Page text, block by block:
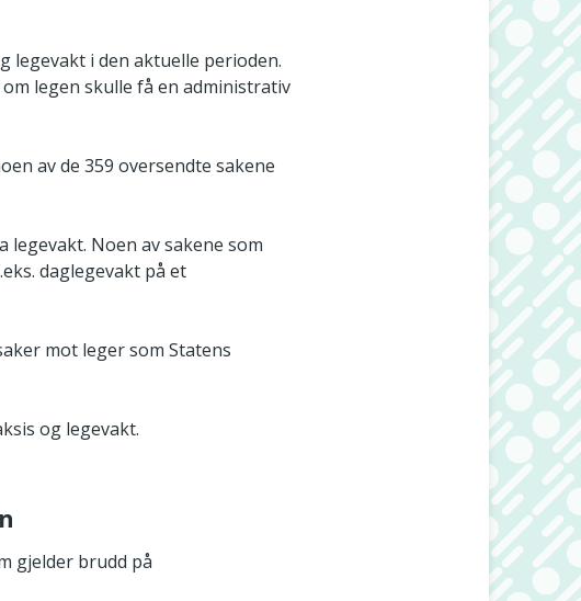
legevakt i den aktuelle perioden.
legen skulle få en administrativ
av de 359 oversendte sakene
legevakt. Noen av sakene som
daglegevakt på et
mot leger som Statens
og legevakt.
gjelder brudd på